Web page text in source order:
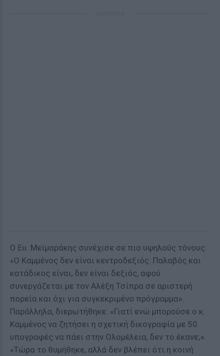
Ο Ευ. Μεϊμαράκης συνέχισε σε πιο υψηλούς τόνους:
«Ο Καμμένος δεν είναι κεντροδεξιός. Παλαβός και
κατάδικος είναι, δεν είναι δεξιός, αφού
συνεργάζεται με τον Αλέξη Τσίπρα σε αριστερή
πορεία και όχι για συγκεκριμένο πρόγραμμα».
Παράλληλα, διερωτήθηκε: «Γιατί ενώ μπορούσε ο κ.
Καμμένος να ζητήσει η σχετική δικογραφία με 50
υπογραφές να πάει στην Ολομέλεια, δεν το έκανε;».
«Τώρα το θυμήθηκε, αλλά δεν βλέπει ότι η κοινή